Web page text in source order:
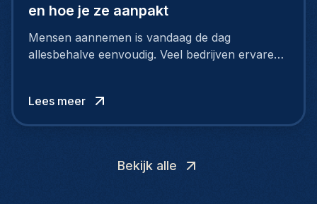
en hoe je ze aanpakt
Mensen aannemen is vandaag de dag
allesbehalve eenvoudig. Veel bedrijven ervaren
zoeken meer dan alleen een salaris.
Lees meer
Bekijk alle